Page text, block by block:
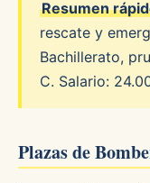
Resumen
rescate y
Bachillerato,
C. Salario:
Plazas de